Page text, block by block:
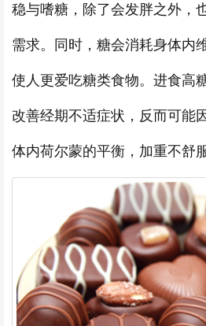
稳与嗜糖，除了会发胖之外，
需求。同时，糖会消耗身体内
使人更爱吃糖类食物。进食高
改善经期不适症状，反而可能
体内荷尔蒙的平衡，加重不舒